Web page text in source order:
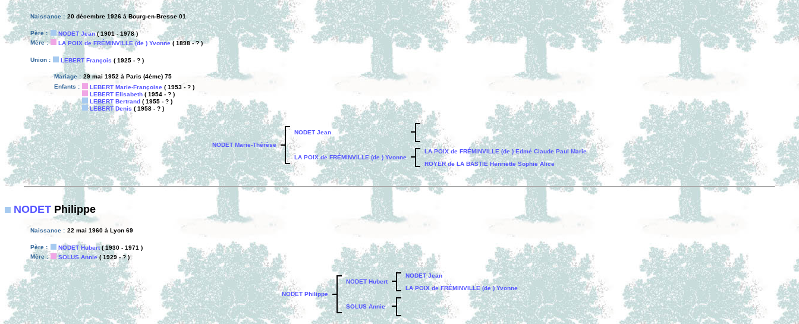
Naissance : 20 décembre 1926 à Bourg-en-Bresse 01
Père : NODET Jean( 1901 - 1978 )
Mère :
LA POIX de FRÉMINVILLE (de ) Yvonne ( 1898 - ? )
Union : LEBERT François ( 1925 - ? )
Mariage : 29 mai 1952 à Paris (4ème) 75
Enfants :
LEBERT Marie-Françoise ( 1953 - ? )
LEBERT Elisabeth ( 1954 - ? )
LEBERT Bertrand ( 1955 - ? )
LEBERT Denis ( 1958 - ? )
NODET Marie-Thérèse
NODET Jean
LA POIX de FRÉMINVILLE (de ) Yvonne
LA POIX de FRÉMINVILLE (de ) Edmé Claude Paul Marie
ROYER de LA BASTIE Henriette Sophie Alice
NODET Philippe
Naissance : 22 mai 1960 à Lyon 69
Père : NODET Hubert( 1930 - 1971 )
Mère :
SOLUS Annie( 1929 - ? )
NODET Philippe
NODET Hubert
NODET Jean
LA POIX de FRÉMINVILLE (de ) Yvonne
SOLUS Annie